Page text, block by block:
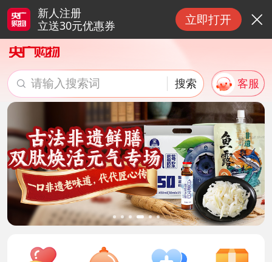
新人注册
立送30元优惠券
立即打开 
 请输入搜索词 搜索 搜索 客服